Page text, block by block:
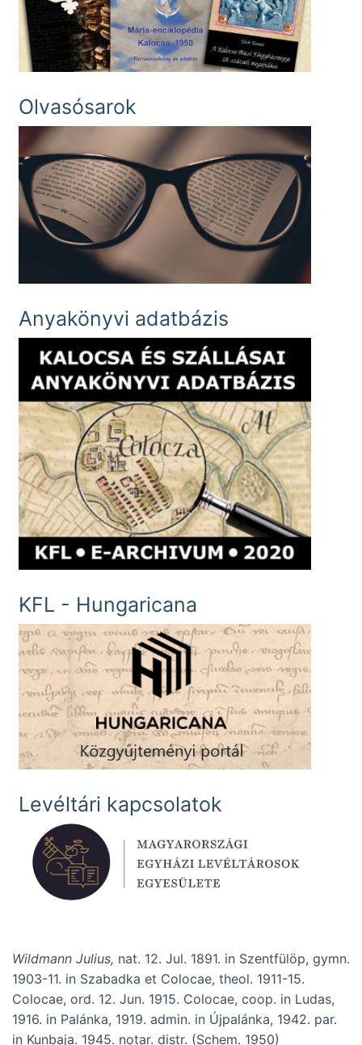
Olvasósarok
Anyakönyvi adatbázis
KFL - Hungaricana
Levéltári kapcsolatok
Wildmann Julius, nat. 12. Jul. 1891. in Szentfülöp, gymn.
1903-11. in Szabadka et Colocae, theol. 1911-15.
Colocae, ord. 12. Jun. 1915. Colocae, coop. in Ludas,
1916. in Palánka, 1919. admin. in Újpalánka, 1942. par.
in Kunbaja. 1945. notar. distr. (Schem. 1950)